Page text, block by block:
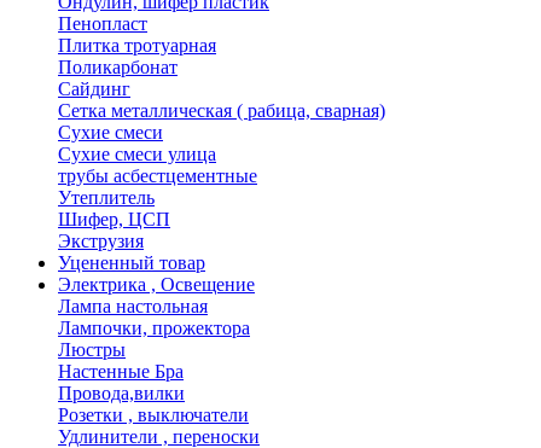
Пенопласт
Плитка тротуарная
Поликарбонат
Сайдинг
Сетка металлическая ( рабица, сварная)
Сухие смеси
Сухие смеси улица
трубы асбестцементные
Утеплитель
Шифер, ЦСП
Экструзия
Уцененный товар
Электрика , Освещение
Лампа настольная
Лампочки, прожектора
Люстры
Настенные Бра
Провода,вилки
Розетки , выключатели
Удлинители , переноски